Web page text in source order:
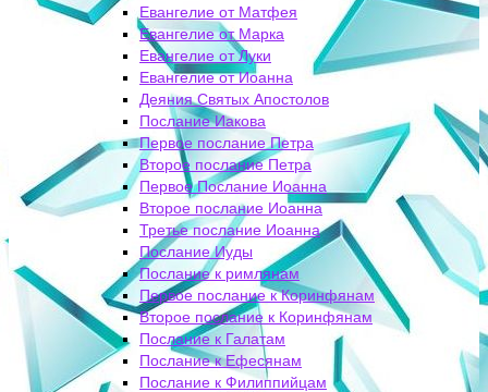
Евангелие от Матфея
Евангелие от Марка
Евангелие от Луки
Евангелие от Иоанна
Деяния Святых Апостолов
Послание Иакова
Первое послание Петра
Второе послание Петра
Первое Послание Иоанна
Второе послание Иоанна
Третье послание Иоанна
Послание Иуды
Послание к римлянам
Первое послание к Коринфянам
Второе послание к Коринфянам
Послание к Галатам
Послание к Ефесянам
Послание к Филиппийцам